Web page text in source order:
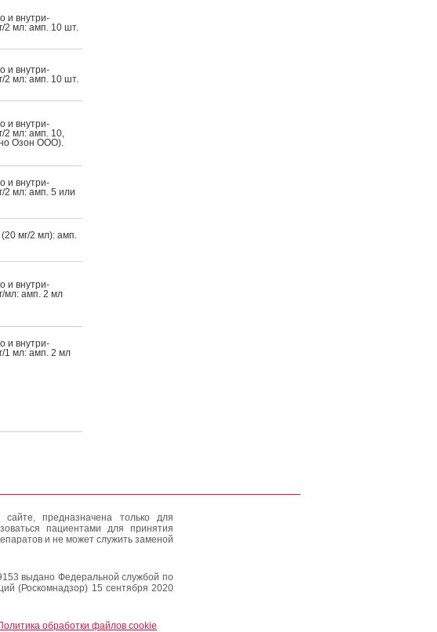
и внут­ри­
2 мл: амп. 10 шт.
и внут­ри­
2 мл: амп. 10 шт.
и внут­ри­
2 мл: амп. 10,
Озон О­ОО).
и внут­ри­
2 мл: амп. 5 или
мг/2 мл): амп.
и внут­ри­
мл: амп. 2 мл
и внут­ри­
1 мл: амп. 2 мл
предназначена только для
пациентами для принятия
и не может служить заменой
выдано Федеральной службой по
(Роскомнадзор) 15 сентября 2020
обработки файлов cookie